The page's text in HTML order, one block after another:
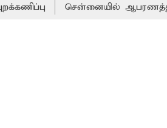
சென்னையில்